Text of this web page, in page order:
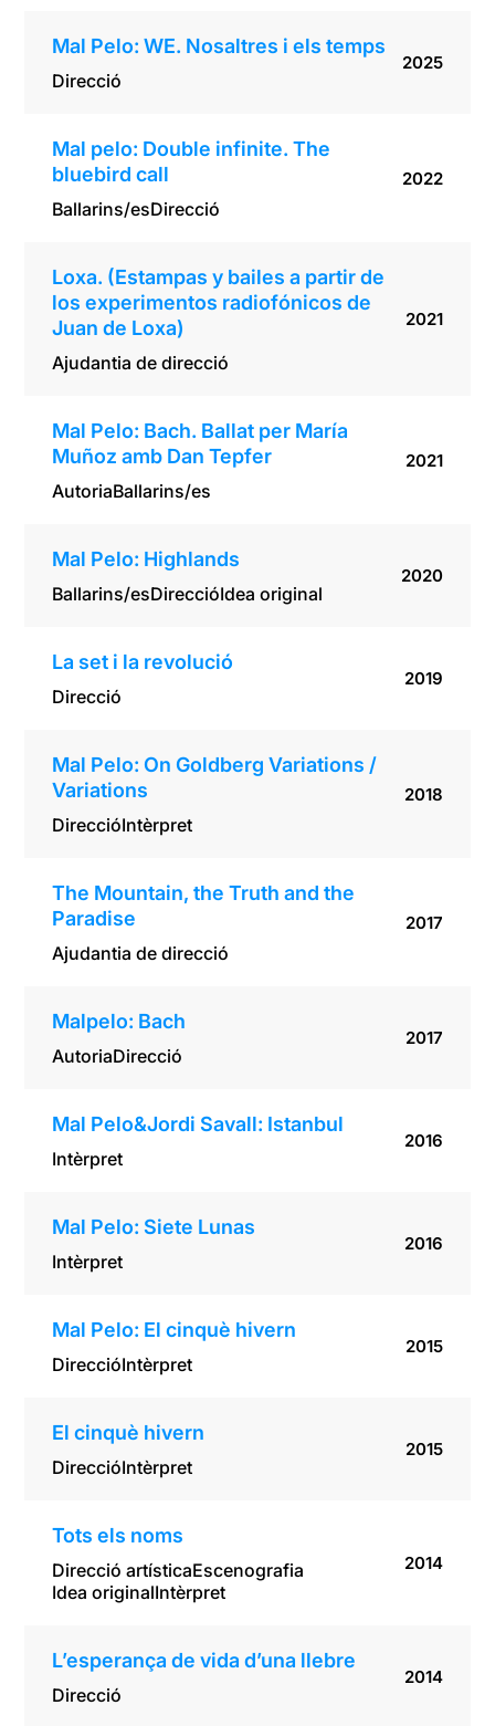
Mal Pelo: WE. Nosaltres i els temps
Direcció
2025
Mal pelo: Double infinite. The
bluebird call
Ballarins/esDirecció
2022
Loxa. (Estampas y bailes a partir de
los experimentos radiofónicos de
Juan de Loxa)
Ajudantia de direcció
2021
Mal Pelo: Bach. Ballat per María
Muñoz amb Dan Tepfer
AutoriaBallarins/es
2021
Mal Pelo: Highlands
Ballarins/esDireccióIdea original
2020
La set i la revolució
Direcció
2019
Mal Pelo: On Goldberg Variations /
Variations
DireccióIntèrpret
2018
The Mountain, the Truth and the
Paradise
Ajudantia de direcció
2017
Malpelo: Bach
AutoriaDirecció
2017
Mal Pelo&Jordi Savall: Istanbul
Intèrpret
2016
Mal Pelo: Siete Lunas
Intèrpret
2016
Mal Pelo: El cinquè hivern
DireccióIntèrpret
2015
El cinquè hivern
DireccióIntèrpret
2015
Tots els noms
Direcció artísticaEscenografia
Idea originalIntèrpret
2014
L’esperança de vida d’una llebre
Direcció
2014